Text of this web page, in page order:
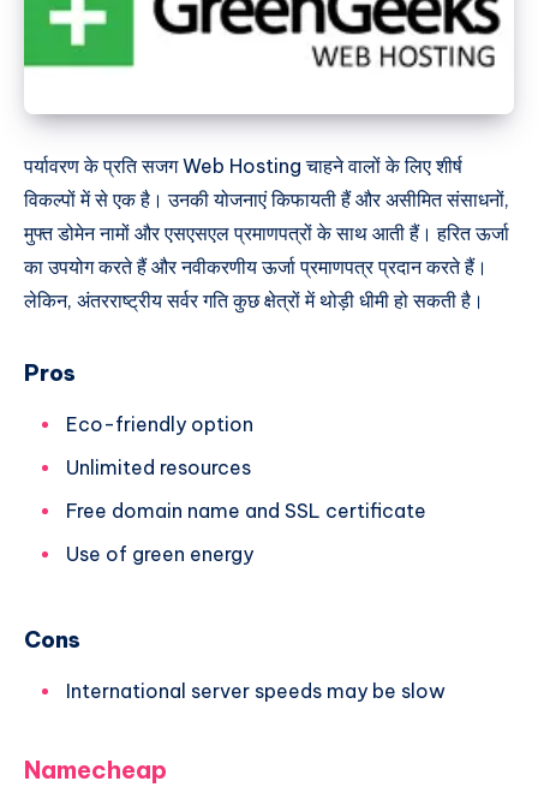
पर्यावरण के प्रति सजग Web Hosting चाहने वालों के लिए शीर्ष
विकल्पों में से एक है। उनकी योजनाएं किफायती हैं और असीमित संसाधनों,
मुफ्त डोमेन नामों और एसएसएल प्रमाणपत्रों के साथ आती हैं। हरित ऊर्जा
का उपयोग करते हैं और नवीकरणीय ऊर्जा प्रमाणपत्र प्रदान करते हैं।
लेकिन, अंतरराष्ट्रीय सर्वर गति कुछ क्षेत्रों में थोड़ी धीमी हो सकती है।
Pros
Eco-friendly option
Unlimited resources
Free domain name and SSL certificate
Use of green energy
Cons
International server speeds may be slow
Namecheap